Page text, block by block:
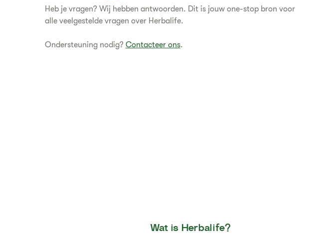
Heb je vragen? Wij hebben antwoorden. Dit is jouw one-stop bron voor
alle veelgestelde vragen over Herbalife.
Ondersteuning nodig? Contacteer ons.
Wat is Herbalife?